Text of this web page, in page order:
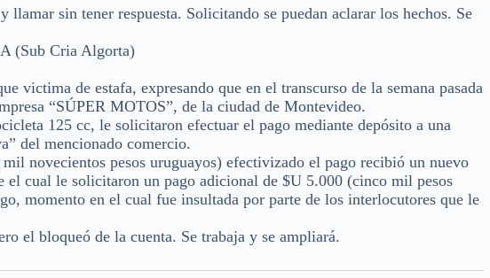
sin tener respuesta. Solicitando se puedan aclarar los hechos. Se
(Sub Cria Algorta)
victima de estafa, expresando que en el transcurso de la semana pasada
“SÚPER MOTOS”, de la ciudad de Montevideo.
125 cc, le solicitaron efectuar el pago mediante depósito a una
del mencionado comercio.
novecientos pesos uruguayos) efectivizado el pago recibió un nuevo
el cual le solicitaron un pago adicional de $U 5.000 (cinco mil pesos
momento en el cual fue insultada por parte de los interlocutores que le
el bloqueó de la cuenta. Se trabaja y se ampliará.